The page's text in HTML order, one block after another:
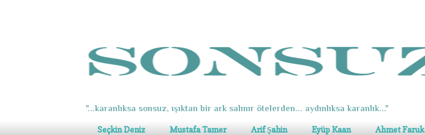
"...karanlıksa sonsuz, ışıktan bir ark salınır ötelerden... aydınlıksa karanlık..."
Seçkin Deniz Mustafa Tamer Arif Şahin Eyüp Kaan Ahmet Faruk